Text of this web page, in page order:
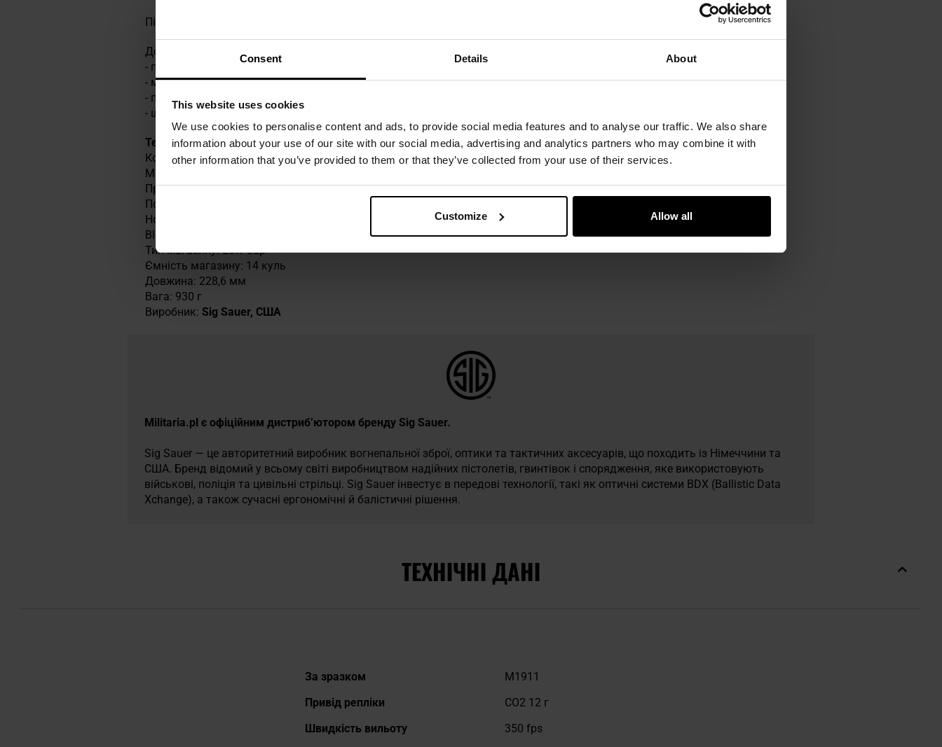
Consent Details About
This website uses cookies
We use cookies to personalise content and ads, to provide social media features and to analyse our traffic. We also share
information about your use of our site with our social media, advertising and analytics partners who may combine it with
other information that you’ve provided to them or that they’ve collected from your use of their services.
Customize Allow all
Пістолет комплектується 12-грамовий балончик CO2.
До комплекту входять:
- пістолет Sig Sauer ProForce 1911 Tacops,
- магазин,
- пачка кульок,
- шестигранний ключ.
Технічні характеристики
Колір: Black
Матеріал: метал та пластик
Привід: CO2
Початкова швидкість: 350 FPS
Hop-Up: є, регульований
Blow-Back: є
Тип магазину: Low-Cap
Ємність магазину: 14 куль
Довжина: 228,6 мм
Вага: 930 г
Виробник: Sig Sauer, США
Militaria.pl є офіційним дистриб’ютором бренду Sig Sauer.
Sig Sauer — це авторитетний виробник вогнепальної зброї, оптики та тактичних аксесуарів, що походить із Німеччини та
США. Бренд відомий у всьому світі виробництвом надійних пістолетів, гвинтівок і спорядження, яке використовують
військові, поліція та цивільні стрільці. Sig Sauer інвестує в передові технології, такі як оптичні системи BDX (Ballistic Data
Xchange), а також сучасні ергономічні й балістичні рішення.
ТЕХНІЧНІ ДАНІ
Докладніше
За зразком
M1911
Привід репліки
CO2 12 г
Швидкість вильоту
350 fps